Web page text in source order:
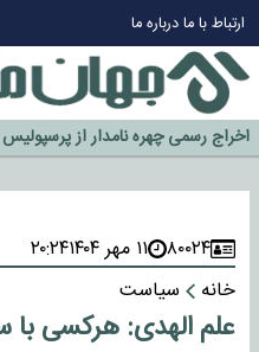
ارتباط با مادرباره ما
چرا طلا دوباره افزایشی شد؟
گزینه جدایی اوسمار روی میز مدیران
آیا رئیس جمهور آمریکا قانون را دور
اخراج رسمی چهره نامدار از پرسپولیس
سازمان اطلاعات سپاه: پروژه دولت
۸۰۰۲۴ ۱۱ مهر ۱۴۰۴
۲۰:۲۴
خانه
سیاست
علم الهدی: هرکسی با